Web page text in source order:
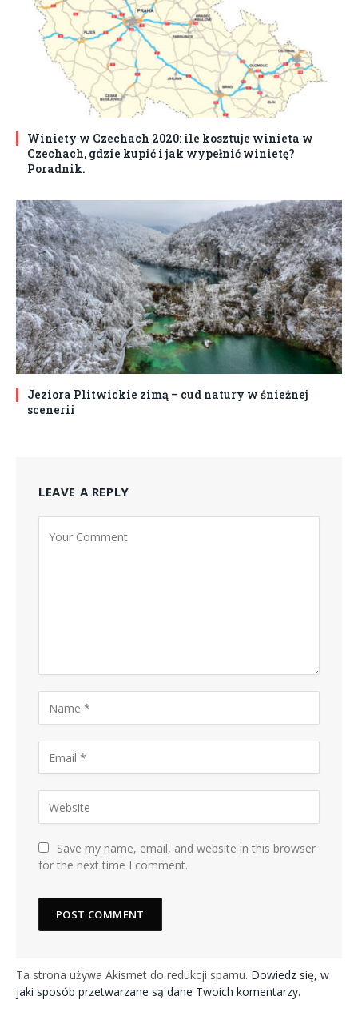
Winiety w Czechach 2020: ile kosztuje winieta w
Czechach, gdzie kupić i jak wypełnić winietę?
Poradnik.
Jeziora Plitwickie zimą – cud natury w śnieżnej
scenerii
LEAVE A REPLY
Save my name, email, and website in this browser
for the next time I comment.
Ta strona używa Akismet do redukcji spamu. Dowiedz się, w
jaki sposób przetwarzane są dane Twoich komentarzy.